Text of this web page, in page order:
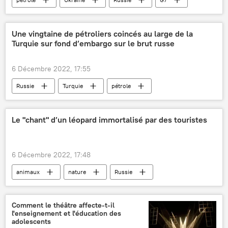
Union européenne (UE)
Une vingtaine de pétroliers coincés au large de la
Turquie sur fond d’embargo sur le brut russe
6 Décembre 2022, 17:55
Russie Turquie
pétrole
Occident
sanctions
assurance
Bloomberg
Le "chant" d’un léopard immortalisé par des touristes
6 Décembre 2022, 17:48
animaux nature
Russie
léopard
félins
Extrême-Orient
espèces animales
espèces menacées
espèces biologiques
Comment le théâtre affecte-t-il
l'enseignement et l'éducation des
adolescents